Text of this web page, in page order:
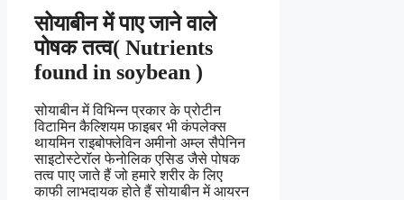
सोयाबीन में पाए जाने वाले
पोषक तत्व( Nutrients
found in soybean )
सोयाबीन में विभिन्न प्रकार के प्रोटीन
विटामिन कैल्शियम फाइबर भी कंपलेक्स
थायमिन राइबोफ्लेविन अमीनो अम्ल सैपेनिन
साइटोस्टेरॉल फेनोलिक एसिड जैसे पोषक
तत्व पाए जाते हैं जो हमारे शरीर के लिए
काफी लाभदायक होते हैं सोयाबीन में आयरन